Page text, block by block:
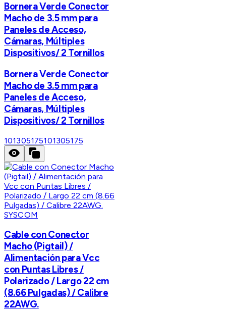
Bornera Verde Conector
Macho de 3.5 mm para
Paneles de Acceso,
Cámaras, Múltiples
Dispositivos/ 2 Tornillos
Bornera Verde Conector
Macho de 3.5 mm para
Paneles de Acceso,
Cámaras, Múltiples
Dispositivos/ 2 Tornillos
101305175101305175
SYSCOM
Cable con Conector
Macho (Pigtail) /
Alimentación para Vcc
con Puntas Libres /
Polarizado / Largo 22 cm
(8.66 Pulgadas) / Calibre
22AWG.